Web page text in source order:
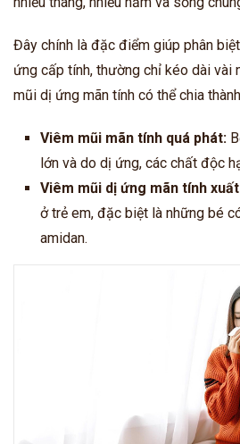
Đây chính là đặc điểm giúp phân
ứng cấp tính, thường chỉ kéo dài vài
mũi dị ứng mãn tính có thể chia
Viêm mũi mãn tính quá phát:
lớn và do dị ứng, các chất độc
Viêm mũi dị ứng mãn tính
ở trẻ em, đặc biệt là những bé
amidan.